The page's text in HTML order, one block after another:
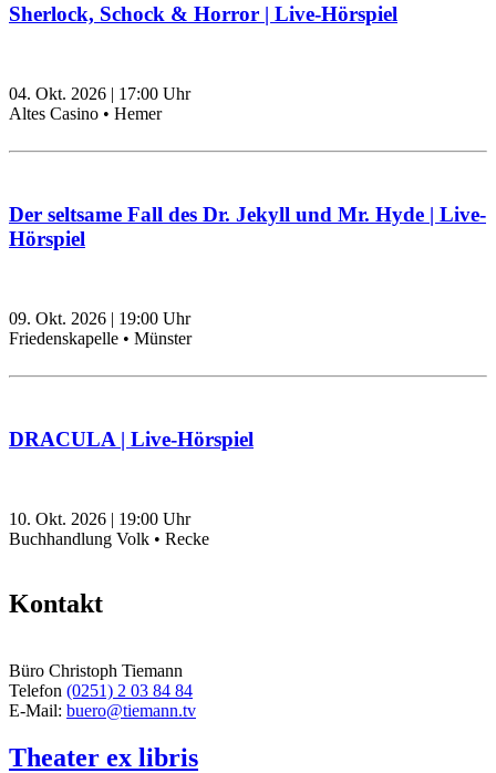
Sherlock, Schock & Horror | Live-Hörspiel
04. Okt. 2026 | 17:00 Uhr
Altes Casino • Hemer
Der seltsame Fall des Dr. Jekyll und Mr. Hyde | Live-
Hörspiel
09. Okt. 2026 | 19:00 Uhr
Friedenskapelle • Münster
DRACULA | Live-Hörspiel
10. Okt. 2026 | 19:00 Uhr
Buchhandlung Volk • Recke
Kontakt
Büro Christoph Tiemann
Telefon (0251) 2 03 84 84
E-Mail: buero@tiemann.tv
Theater ex libris